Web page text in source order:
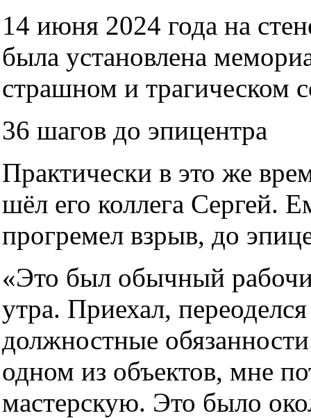
14 июня 2024 года на
была установлена
страшном и трагическом
36 шагов до эпицентра
Практически в это же
шёл его коллега Сергей.
прогремел взрыв, до
«Это был обычный
утра. Приехал,
должностные
одном из объектов, мне
мастерскую. Это было